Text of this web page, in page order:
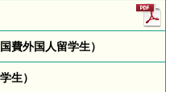
費外国人留学生）
生）